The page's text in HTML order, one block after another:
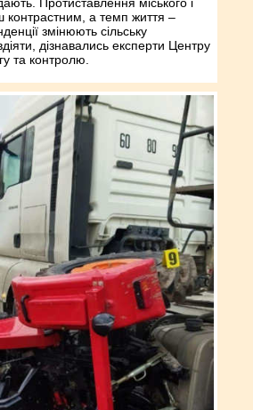
контрастним, а темп життя –
змінюють сільську
дізнавались експерти Центру
та контролю.